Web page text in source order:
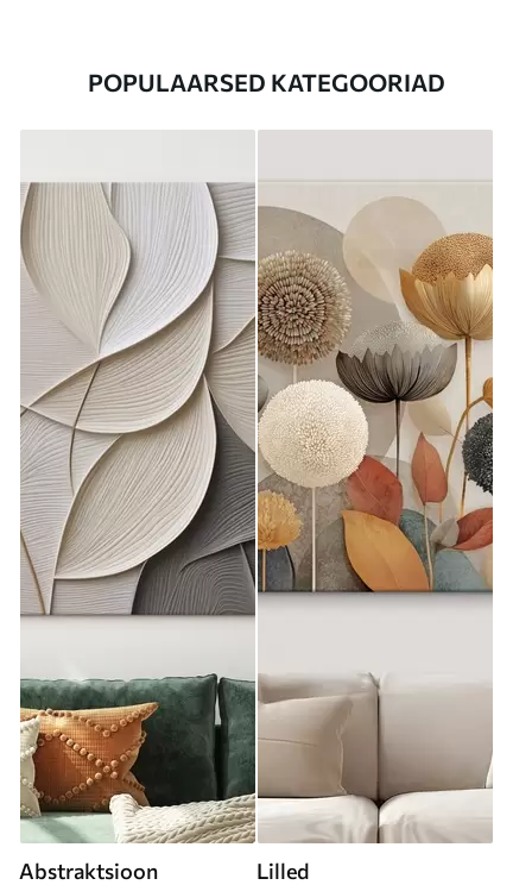
POPULAARSED KATEGOORIAD
Abstraktsioon Lilled